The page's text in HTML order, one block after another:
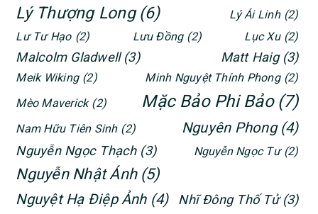
Lý Thượng Long (6) Lý Ái Linh (2)
Lư Tư Hạo (2) Lưu Đồng (2) Lục Xu (2)
Malcolm Gladwell (3) Matt Haig (3)
Meik Wiking (2) Minh Nguyệt Thính Phong (2)
Mèo Maverick (2) Mặc Bảo Phi Bảo (7)
Nam Hữu Tiên Sinh (2) Nguyên Phong (4)
Nguyễn Ngọc Thạch (3) Nguyễn Ngọc Tư (2)
Nguyễn Nhật Ánh (5)
Nguyệt Hạ Điệp Ảnh (4) Nhĩ Đông Thố Tử (3)